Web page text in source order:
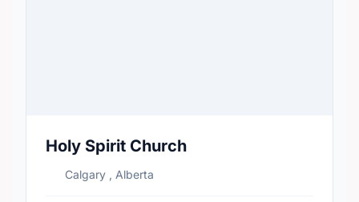
Holy Spirit Church
Calgary , Alberta